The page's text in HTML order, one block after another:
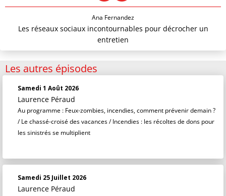
Ana Fernandez
Les réseaux sociaux incontournables pour décrocher un
entretien
Les autres épisodes
Samedi 1 Août 2026
Laurence Péraud
Au programme : Feux-zombies, incendies, comment prévenir demain ?
/ Le chassé-croisé des vacances / Incendies : les récoltes de dons pour
les sinistrés se multiplient
Samedi 25 Juillet 2026
Laurence Péraud